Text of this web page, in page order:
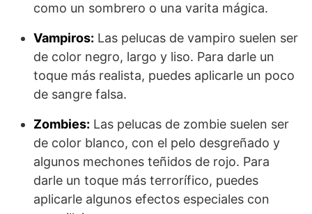
como un sombrero o una varita mágica.
Vampiros: Las pelucas de vampiro suelen ser
de color negro, largo y liso. Para darle un
toque más realista, puedes aplicarle un poco
de sangre falsa.
Zombies: Las pelucas de zombie suelen ser
de color blanco, con el pelo desgreñado y
algunos mechones teñidos de rojo. Para
darle un toque más terrorífico, puedes
aplicarle algunos efectos especiales con